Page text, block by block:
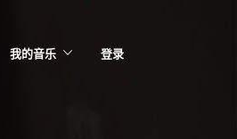
我的音乐 登录